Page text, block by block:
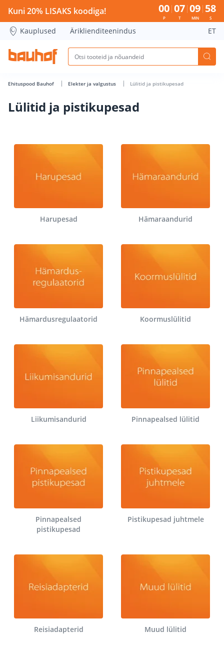
Lülitid ja pistikupesad - Bauhof has loaded
Kuni 20% LISAKS koodiga! 00
P
07
T
09
MIN
57
S
Kauplused Äriklienditeenindus ET
Ehituspood Bauhof Elekter ja valgustus Lülitid ja pistikupesad
Lülitid ja pistikupesad
Harupesad Hämaraandurid
Hämardusregulaatorid Koormuslülitid
Liikumisandurid Pinnapealsed lülitid
Pinnapealsed
pistikupesad
Pistikupesad juhtmele
Reisiadapterid Muud lülitid